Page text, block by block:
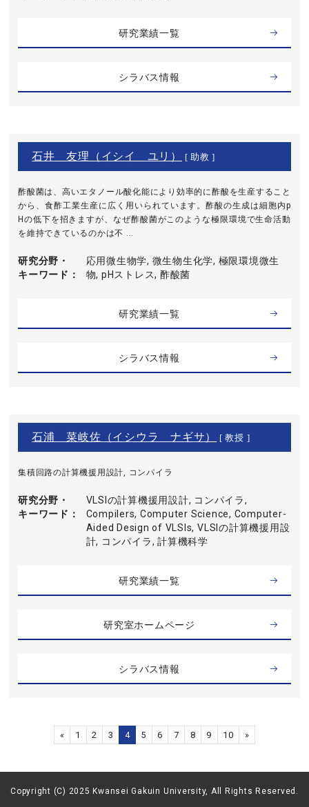
研究業績一覧
シラバス情報
石井 友理（イシイ ユリ） [ 助教 ]
酢酸菌は、高いエタノール酸化能により効率的に酢酸を生産すること
から、食酢工業生産に広く用いられています。酢酸の生成は細胞内p
Hの低下を招きますが、なぜ酢酸菌がこのような極限環境で生命活動
を維持できているのかは不 ...
研究分野・
キーワード
応用微生物学, 微生物生化学, 極限環境微生
物, pHストレス, 酢酸菌
研究業績一覧
シラバス情報
石浦 菜岐佐（イシウラ ナギサ） [ 教授 ]
集積回路の計算機援用設計, コンパイラ
研究分野・
キーワード
VLSIの計算機援用設計, コンパイラ,
Compilers, Computer Science, Computer-
Aided Design of VLSIs, VLSIの計算機援用設
計, コンパイラ, 計算機科学
研究業績一覧
研究室ホームページ
シラバス情報
« 1 2 3 4 5 6 7 8 9 10 »
Copyright (C) 2025 Kwansei Gakuin University, All Rights Reserved.